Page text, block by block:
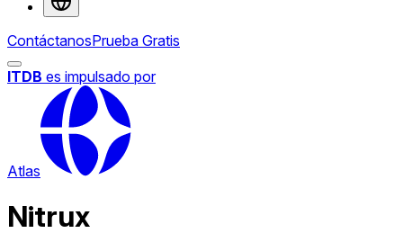
ContáctanosPrueba Gratis
ITDB es impulsado por
Atlas
Nitrux